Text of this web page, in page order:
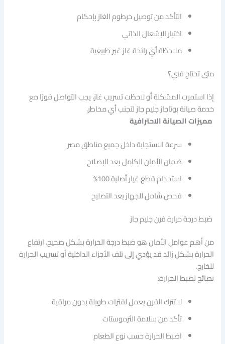
التأكد من توصيل خرطوم الغاز بإحكام
اختبار الإشعال الذاتي
ملاحظة أي رائحة غاز غير طبيعية
متى تحتاج فني؟
إذا استمرت المشكلة أو لاحظت تسريب غاز، يجب التواصل فورًا مع
خدمة صيانة بوتاجاز جليم جاز لتجنب أي مخاطر.
مميزات الصيانة الاحترافية
سرعة الاستجابة داخل جميع مناطق مصر
ضمان الأمان الكامل بعد الإصلاح
استخدام قطع غيار أصلية 100%
فحص شامل للجهاز بعد التصليح
ضبط درجة حرارة فرن جليم جاز
من أهم عوامل الأمان هو ضبط درجة الحرارة بشكل صحيح. ارتفاع
الحرارة بشكل زائد قد يؤدي إلى تلف الأجزاء الداخلية أو تسريب الحرارة
للخارج.
نصائح لضبط الحرارة:
لا تترك الفرن يعمل لفترات طويلة بدون مراقبة
تأكد من سلامة الثرموستات
اضبط الحرارة حسب نوع الطعام